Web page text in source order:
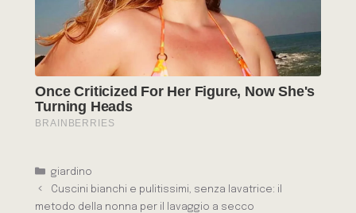
Categorie
giardino
Cuscini bianchi e pulitissimi, senza lavatrice: il
metodo della nonna per il lavaggio a secco